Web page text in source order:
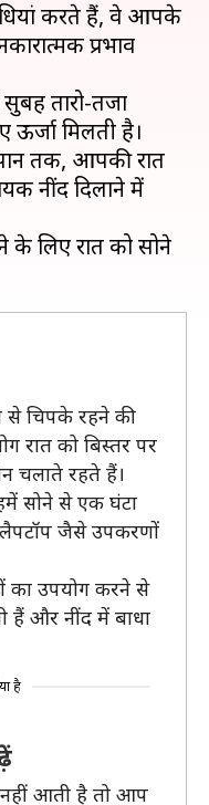
करते हैं, वे आपके
प्रभाव
तारो-तजा
मिलती है।
तक, आपकी रात
नींद दिलाने में
लिए रात को सोने
से चिपके रहने की
रात को बिस्तर पर
चलाते रहते हैं।
सोने से एक घंटा
जैसे उपकरणों
का उपयोग करने से
हैं और नींद में बाधा
है
आती है तो आप